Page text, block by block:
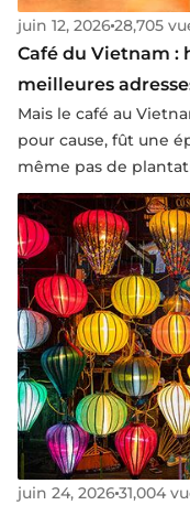
juin 12, 202628,705
Café du Vietnam :
meilleures
Mais le café au
pour cause, fût une
même pas de
juin 24, 202631,004